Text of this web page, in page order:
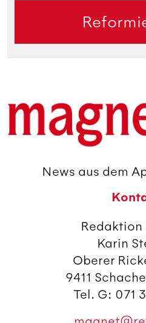
News aus dem
Redaktion
Karin
Oberer
9411
Tel. G: 071